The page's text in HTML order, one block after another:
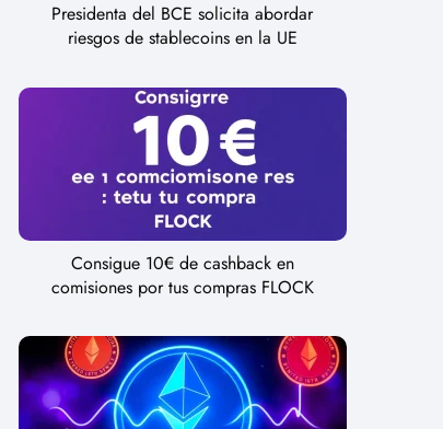
Presidenta del BCE solicita abordar
riesgos de stablecoins en la UE
Consigue 10€ de cashback en
comisiones por tus compras FLOCK